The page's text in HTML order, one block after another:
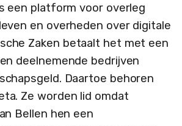
een platform voor overleg
en overheden over digitale
Zaken betaalt het met een
deelnemende bedrijven
Daartoe behoren
Ze worden lid omdat
Bellen hen een